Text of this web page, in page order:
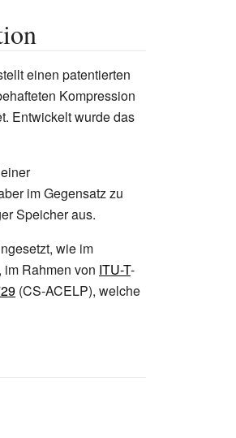
einen patentierten
Kompression
Entwickelt wurde das
im Gegensatz zu
Speicher aus.
wie im
, im Rahmen von ITU-T-
(CS-ACELP), welche